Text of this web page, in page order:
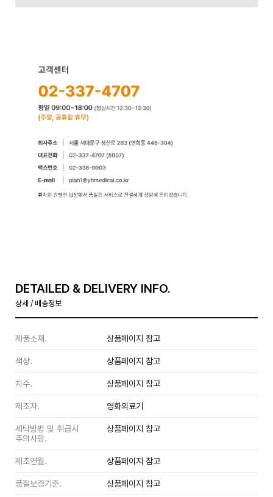
DETAILED & DELIVERY INFO.
상세 / 배송정보
제품소재. 상품페이지 참고
색상. 상품페이지 참고
치수. 상품페이지 참고
제조자. 영화의료기
세탁방법 및 취급시
주의사항.
상품페이지 참고
제조연월. 상품페이지 참고
품질보증기준. 상품페이지 참고